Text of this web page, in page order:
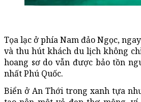
Tọa lạc ở phía Nam đảo Ngọc,
và thu hút khách du lịch không
hoang sơ do vẫn được bảo tồn
nhất Phú Quốc.
Biển ở An Thới trong xanh tựa